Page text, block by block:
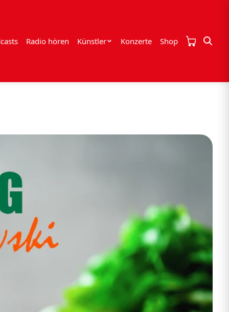
Radio hören Künstler Konzerte Shop